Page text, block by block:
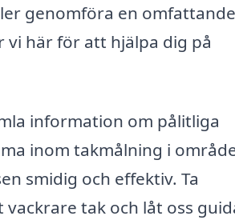
genomföra en omfattande
vi här för att hjälpa dig på
information om pålitliga
inom takmålning i
smidig och effektiv. Ta
tak och låt oss